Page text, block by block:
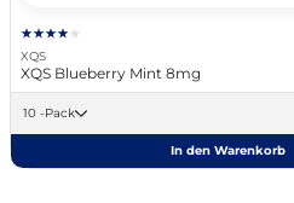
XQS
XQS Blueberry Mint 8mg
10 -Pack
In den Warenkorb